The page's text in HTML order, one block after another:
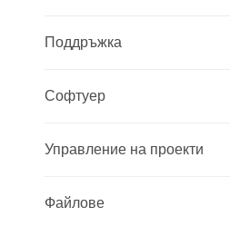
Поддръжка
Софтуер
Управление на проекти
Файлове